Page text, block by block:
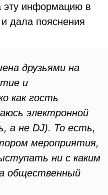
эту информацию в
дала пояснения
друзьями на
и
как гость
электронной
а не DJ). То есть,
мероприятия,
ни с каким
общественный